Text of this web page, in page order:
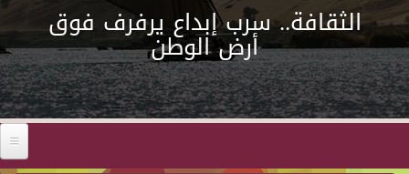
الثقافة.. سرب إبداع يرفرف فوق
أرض الوطن